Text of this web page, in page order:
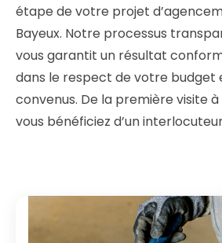
étape de votre projet
Bayeux. Notre processus
vous garantit un résultat
dans le respect de votre budget
convenus. De la première visite
vous bénéficiez d’un